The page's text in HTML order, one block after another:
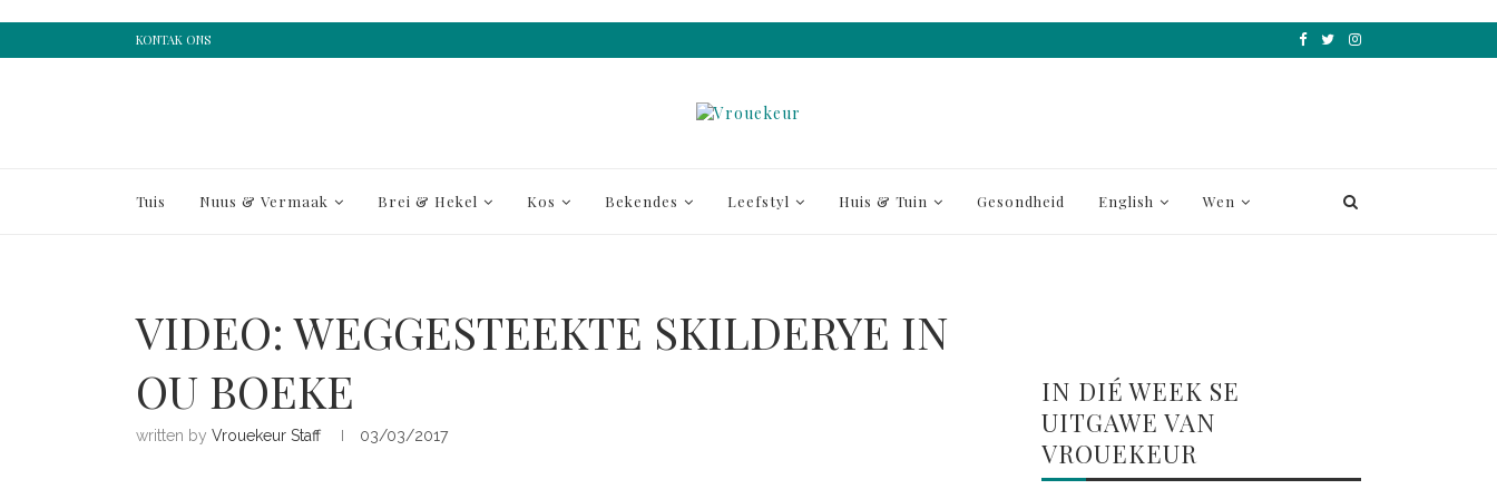
KONTAK ONS
Tuis Nuus & Vermaak Brei & Hekel Kos Bekendes Leefstyl Huis & Tuin Gesondheid English Wen
VIDEO: WEGGESTEEKTE SKILDERYE IN
OU BOEKE
written by Vrouekeur Staff 03/03/2017
IN DIÉ WEEK SE
UITGAWE VAN
VROUEKEUR